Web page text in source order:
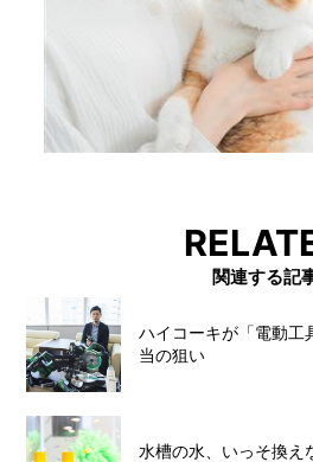
関連する記
ハイコーキが「電動工
当の狙い
水槽の水、いっそ換え